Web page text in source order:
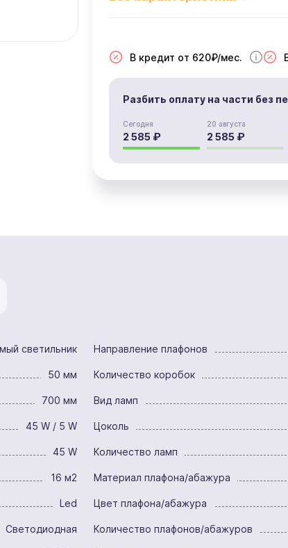
В кредит от 620₽/мес.
Разбить оплату на части без
Сегодня
2 585 ₽
20 августа
2 585 ₽
светильник
50 мм
700 мм
45 W / 5 W
45 W
16 м2
Led
Светодиодная
Направление плафонов
Количество коробок
Вид ламп
Цоколь
Количество ламп
Материал плафона/абажура
Цвет плафона/абажура
Количество плафонов/абажуров